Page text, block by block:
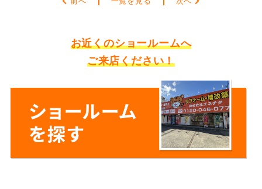
お近くのショールームへ
ご来店ください！